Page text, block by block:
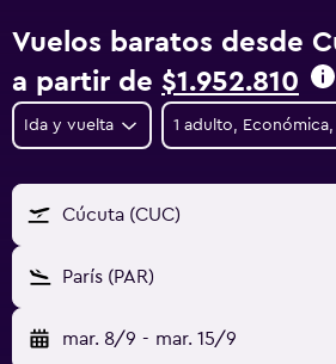
Vuelos baratos desde
a partir de $1.952.810
Ida y vuelta 1 adulto,
Cúcuta (CUC)
París (PAR)
mar. 8/9 - mar. 15/9